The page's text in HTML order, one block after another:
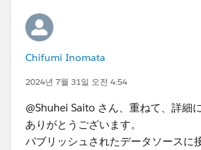
Chifumi Inomata
2024년 7월 31일 오전 4:54
@Shuhei Saito さん、重ねて、詳細
ありがとうございます。
パブリッシュされたデータソースに